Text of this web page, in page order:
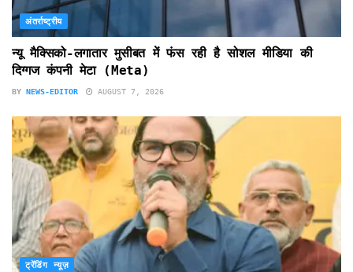
अंतर्राष्ट्रीय
न्यू मैक्सिको-लगातार मुसीबत में फंस रही है सोशल मीडिया की
दिग्गज कंपनी मेटा (Meta)
BY NEWS-EDITOR AUGUST 7, 2026
ट्रेंडिंग न्यूज़